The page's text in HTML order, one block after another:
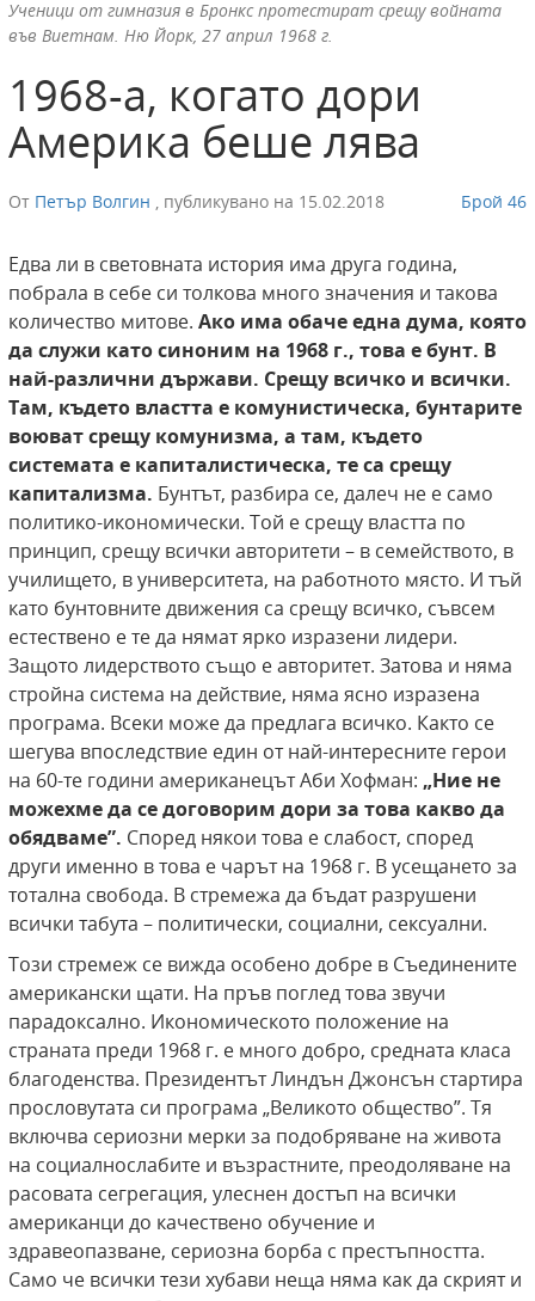
Ученици от гимназия в Бронкс протестират срещу войната
във Виетнам. Ню Йорк, 27 април 1968 г.
1968-а, когато дори
Америка беше лява
От Петър Волгин , публикувано на 15.02.2018 Брой 46
Едва ли в световната история има друга година,
побрала в себе си толкова много значения и такова
количество митове. Ако има обаче една дума, която
да служи като синоним на 1968 г., това е бунт. В
най-различни държави. Срещу всичко и всички.
Там, където властта е комунистическа, бунтарите
воюватсрещу комунизма, а там, където
системата е капиталистическа, те са срещу
капитализма. Бунтът, разбира се, далеч не е само
политико-икономически. Той е срещу властта по
принцип, срещу всички авторитети – в семейството, в
училището, в университета, на работното място. И тъй
като бунтовните движения са срещу всичко, съвсем
естествено е те да нямат ярко изразени лидери.
Защото лидерството също е авторитет. Затова и няма
стройна система на действие, няма ясно изразена
програма. Всеки може да предлага всичко. Както се
шегува впоследствие един от най-интересните герои
на 60-те години американецът Аби Хофман: „Ние не
можехме да се договорим дори за това какво да
обядваме”. Според някои това е слабост, според
други именно в това е чарът на 1968 г. В усещането за
тотална свобода. В стремежа да бъдат разрушени
всички табута – политически, социални, сексуални.
Този стремеж се вижда особено добре в Съединените
американски щати. На пръв поглед това звучи
парадоксално. Икономическото положение на
страната преди 1968 г. е много добро, средната класа
благоденства. Президентът Линдън Джонсън стартира
прословутата си програма „Великото общество”. Тя
включва сериозни мерки за подобряване на живота
на социалнослабите и възрастните, преодоляване на
расовата сегрегация, улеснен достъп на всички
американци до качествено обучение и
здравеопазване, сериозна борба с престъпността.
Само че всички тези хубави неща няма как да скрият и